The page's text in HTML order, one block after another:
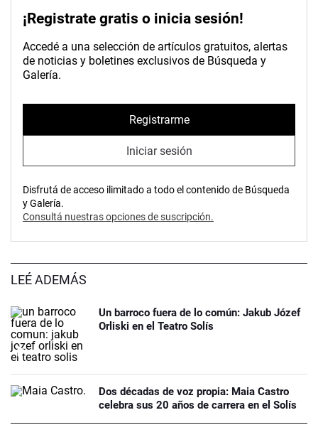
¡Registrate gratis o inicia sesión!
Accedé a una selección de artículos gratuitos, alertas
de noticias y boletines exclusivos de Búsqueda y
Galería.
Registrarme
Iniciar sesión
Disfrutá de acceso ilimitado a todo el contenido de Búsqueda
y Galería.
Consultá nuestras opciones de suscripción.
LEÉ ADEMÁS
Un barroco fuera de lo común: Jakub Józef
Orliski en el Teatro Solís
Dos décadas de voz propia: Maia Castro
celebra sus 20 años de carrera en el Solís